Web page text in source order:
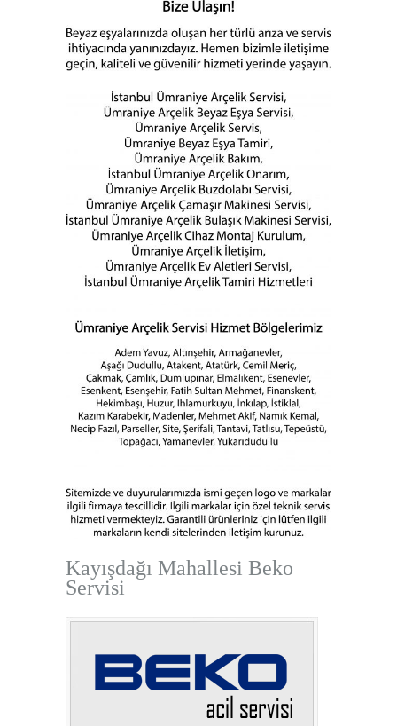
Kayışdağı Mahallesi Beko
Servisi